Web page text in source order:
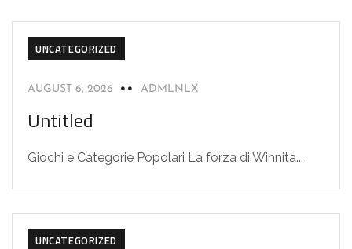
UNCATEGORIZED
AUGUST 6, 2026 ADMLNLX
Untitled
Giochi e Categorie Popolari La forza di Winnita...
UNCATEGORIZED